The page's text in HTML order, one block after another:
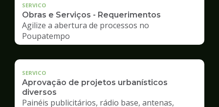
SERVICO
Obras e Serviços - Requerimentos
Agilize a abertura de processos no
Poupatempo
SERVICO
Aprovação de projetos urbanísticos
diversos
Painéis publicitários, rádio base, antenas,